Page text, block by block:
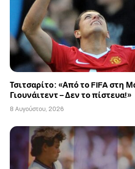
Τσιτσαρίτο: «Από το FIFA στη
Γιουνάιτεντ – Δεν το πίστευα!»
8 Αυγούστου, 2026